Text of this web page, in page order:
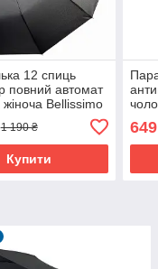
12 спиць
повний автомат
жіноча Bellissimo
1 190 ₴
Купити
649